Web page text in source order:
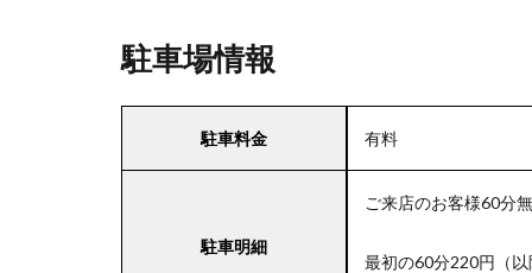
駐車場情報
駐車料金 有料
駐車明細
ご来店のお客様60
最初の60分220円（